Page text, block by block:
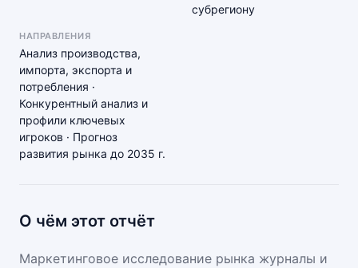
субрегиону
НАПРАВЛЕНИЯ
Анализ производства,
импорта, экспорта и
потребления ·
Конкурентный анализ и
профили ключевых
игроков · Прогноз
развития рынка до 2035 г.
О чём этот отчёт
Маркетинговое исследование рынка журналы и